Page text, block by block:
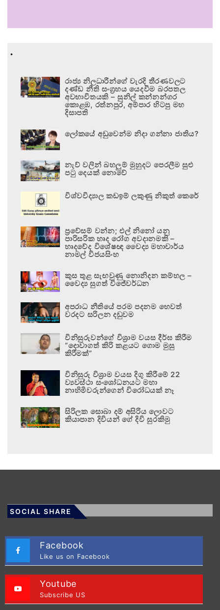
.
රාජ්‍ය නිලධාරීන්ගේ වැරදි තීරණවලට
දණ්ඩ නීති සංග්‍රහය යෙදවීම බරපතල
අවභාවිතයකි – සුනිල් කන්නන්ගර
කොළඹ, රත්නපුර, අම්පාර හිටපු මහ
දිසාපති
ලෝකයේ අඩුවෙන්ම නිදා ගන්නා ජාතිය?
නැව් වලින් බහලුම් මුහුදට පෙරලීම සුළු
පටු දෙයක් නොවේ
විශ්වවිද්‍යාල කඩඉම් ලකුණු නිකුත් කෙරේ
ප්‍රවේසම් වන්න; එල් නිනෝ යනු
පාරිසරික හෘද රෝග අවදානමකි –
හෘදවේද විශේෂඥ වෛද්‍ය මහාචාර්ය
නාමල් විජයසිංහ
කුස තුළ සැඟවුණු නොනිදන කම්හල –
වෛද්‍ය සුගත් විජේවර්ධන
අපරාධ නීතියේ පරම පදනම හෙවත්
වරදට සරිලන දඬුවම
විනිසුරුවන්ගේ විශ්‍රාම වයස දීර්ඝ කිරීම
“දොවාගත් කිරි කළයට ගොම මුසු
කිරීමක්”
විනිසුරු විශ්‍රාම වයස දිගු කිරීමේ 22
ව්‍යවස්ථා සංශෝධනයට මහා
නාහිමිවරුන්ගෙන් විරෝධයක් නෑ
සිරිලක සොබා දම් අසිරිය ලොවට
කියාපාන දිවියන් ගේ දිවි සුරකිමු
SOCIAL SHARE
Facebook
Like us on Facebook
Youtube
Subscribe US